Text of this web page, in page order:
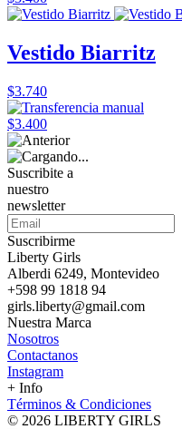
Vestido Biarritz
$3.740
$3.400
Suscribite a
nuestro
newsletter
Suscribirme
Liberty Girls
Alberdi 6249, Montevideo
+598 99 1818 94
girls.liberty@gmail.com
Nuestra Marca
Nosotros
Contactanos
Instagram
+ Info
Términos & Condiciones
© 2026 LIBERTY GIRLS